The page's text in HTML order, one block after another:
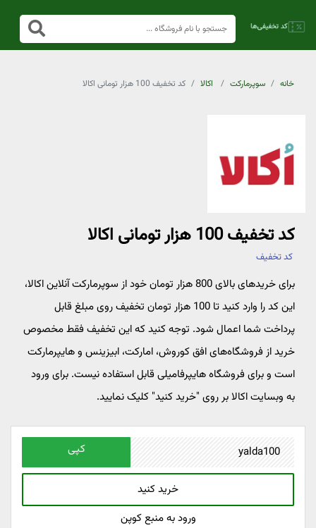
خانه سوپرمارکت اکالا کد تخفیف 100 هزار تومانی اکالا
کد تخفیف 100 هزار تومانی اکالا
کد تخفیف
برای خریدهای بالای 800 هزار تومان خود از سوپرمارکت آنلاین اکالا،
این کد را وارد کنید تا 100 هزار تومان تخفیف روی مبلغ قابل
پرداخت شما اعمال شود. توجه کنید که این تخفیف فقط مخصوص
خرید از فروشگاه‌های افق کوروش، امارکت، ابیزینس و هایپرمارکت
است و برای فروشگاه هایپرفامیلی قابل استفاده نیست. برای ورود
به وبسایت اکالا بر روی "خرید کنید" کلیک نمایید.
کپی
خرید کنید
ورود به منبع کوپن